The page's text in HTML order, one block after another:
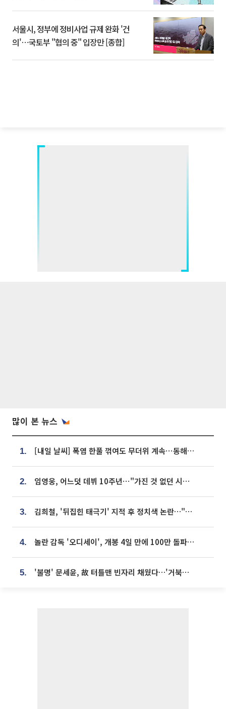
서울시, 정부에 정비사업 규제 완화 '건
의'⋯국토부 "협의 중" 입장만 [종합]
많이 본 뉴스
1. [내일 날씨] 폭염 한풀 꺾여도 무더위 계속⋯동해안 이틀 연속 비
2. 임영웅, 어느덧 데뷔 10주년⋯"가진 것 없던 시절, 내 앞엔 20명의 팬뿐"
3. 김희철, '뒤집힌 태극기' 지적 후 정치색 논란…"좌우 떠나 우리나라 국기"
4. 놀란 감독 '오디세이', 개봉 4일 만에 100만 돌파⋯'왕사남' 보다 빠르다
5. '불명' 문세윤, 故 터틀맨 빈자리 채웠다…'거북이' 눈물의 최종 우승